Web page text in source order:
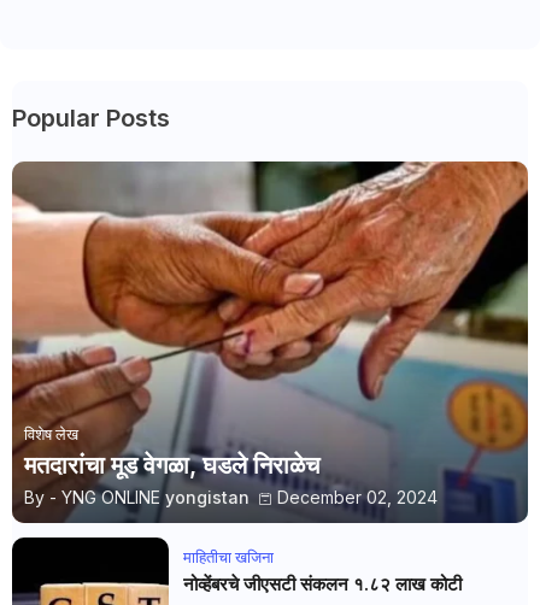
Popular Posts
विशेष लेख
मतदारांचा मूड वेगळा, घडले निराळेच
By - YNG ONLINE yongistan December 02, 2024
माहितीचा खजिना
नोव्हेंबरचे जीएसटी संकलन १.८२ लाख कोटी